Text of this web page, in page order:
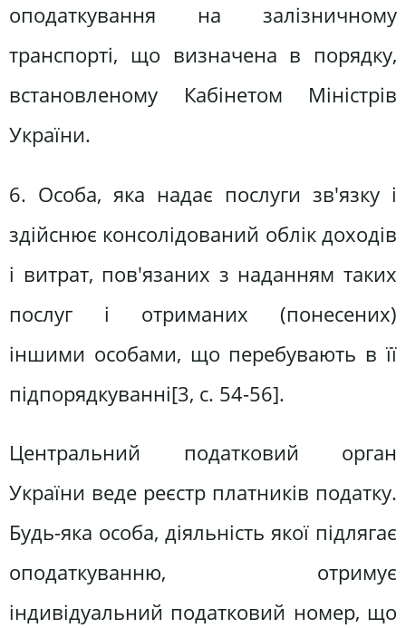
оподаткування на залізничному
транспорті, що визначена в порядку,
встановленому Кабінетом Міністрів
України.
6. Особа, яка надає послуги зв'язку і
здійснює консолідований облік доходів
і витрат, пов'язаних з наданням таких
послуг і отриманих (понесених)
іншими особами, що перебувають в її
підпорядкуванні[3, c. 54-56].
Центральний податковий орган
України веде реєстр платників податку.
Будь-яка особа, діяльність якої підлягає
оподаткуванню, отримує
індивідуальний податковий номер, що